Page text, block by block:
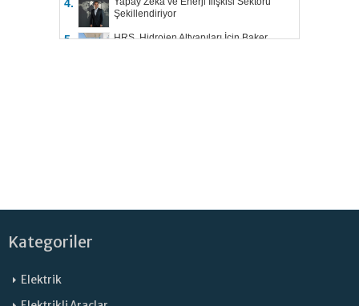
4.
Şekillendiriyor
5.
HRS, Hidrojen Altyapıları İçin Baker
Kategoriler
Elektrik